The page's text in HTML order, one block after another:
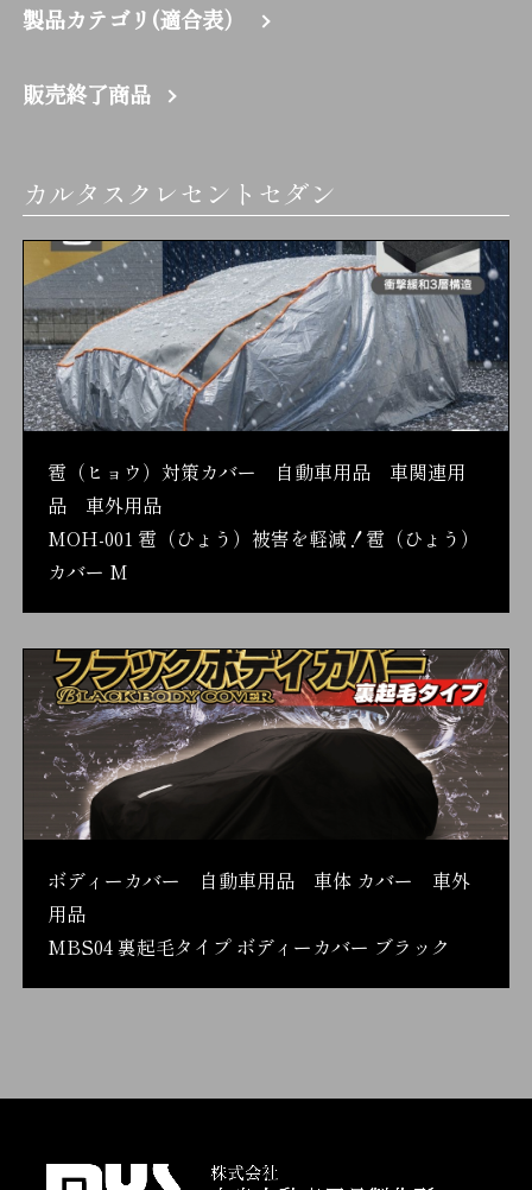
製品カテゴリ(適合表）
販売終了商品
カルタスクレセントセダン
雹（ヒョウ）対策カバー 自動車用品 車関連用
品 車外用品
MOH-001 雹（ひょう）被害を軽減！雹（ひょう）
カバー M
ボディーカバー 自動車用品 車体 カバー 車外
用品
MBS04 裏起毛タイプ ボディーカバー ブラック